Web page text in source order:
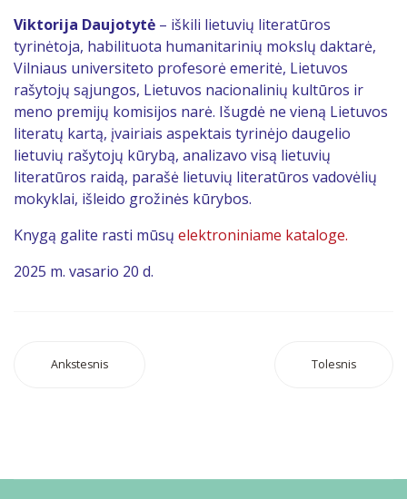
Viktorija Daujotytė – iškili lietuvių literatūros
tyrinėtoja, habilituota humanitarinių mokslų daktarė,
Vilniaus universiteto profesorė emeritė, Lietuvos
rašytojų sąjungos, Lietuvos nacionalinių kultūros ir
meno premijų komisijos narė. Išugdė ne vieną Lietuvos
literatų kartą, įvairiais aspektais tyrinėjo daugelio
lietuvių rašytojų kūrybą, analizavo visą lietuvių
literatūros raidą, parašė lietuvių literatūros vadovėlių
mokyklai, išleido grožinės kūrybos.
Knygą galite rasti mūsų elektroniniame kataloge.
2025 m. vasario 20 d.
Ankstesnis Tolesnis